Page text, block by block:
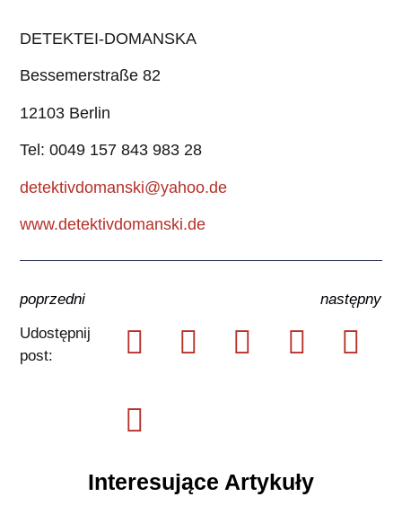
DETEKTEI-DOMANSKA
Bessemerstraße 82
12103 Berlin
Tel: 0049 157 843 983 28
detektivdomanski@yahoo.de
www.detektivdomanski.de
poprzedni
następny
Udostępnij
post:
Interesujące Artykuły